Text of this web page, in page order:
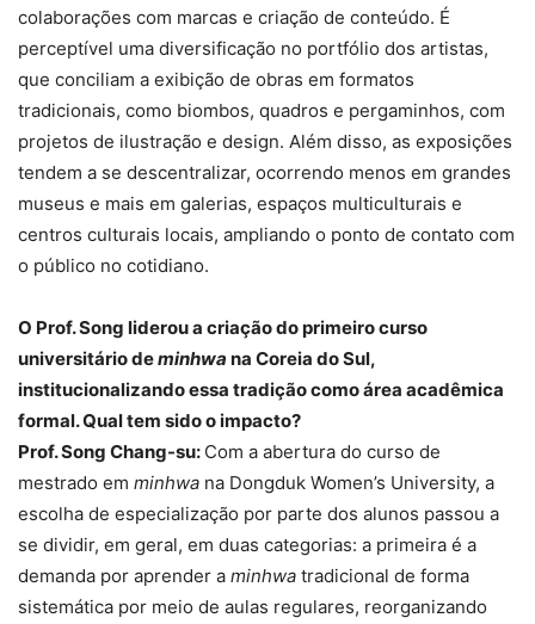
colaborações com marcas e criação de conteúdo. É
perceptível uma diversificação no portfólio dos artistas,
que conciliam a exibição de obras em formatos
tradicionais, como biombos, quadros e pergaminhos, com
projetos de ilustração e design. Além disso, as exposições
tendem a se descentralizar, ocorrendo menos em grandes
museus e mais em galerias, espaços multiculturais e
centros culturais locais, ampliando o ponto de contato com
o público no cotidiano.
O Prof. Song liderou a criação do primeiro curso
universitário deminhwa na Coreia do Sul,
institucionalizando essa tradição como área acadêmica
formal. Qual tem sido o impacto?
Prof. Song Chang-su: Com a abertura do curso de
mestrado em minhwa na Dongduk Women’s University, a
escolha de especialização por parte dos alunos passou a
se dividir, em geral, em duas categorias: a primeira é a
demanda por aprender a minhwa tradicional de forma
sistemática por meio de aulas regulares, reorganizando